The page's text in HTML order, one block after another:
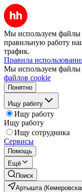
Мы используем файлы
правильную работу
трафик.
Правила
Мы используем файлы
файлов cookie
Понятно
Ищу работу
Ищу работу
Ищу работу
Ищу сотрудника
Сервисы
Помощь
Ещё
Поиск
Артышта